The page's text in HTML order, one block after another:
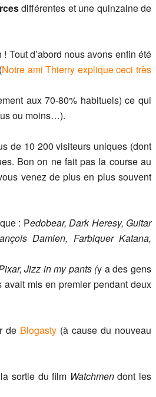
différentes et une quinzaine de
Tout d’abord nous avons enfin été
(Notre ami Thierry explique ceci très
aux 70-80% habituels) ce qui
ou moins…).
de 10 200 visiteurs uniques (dont
Bon on ne fait pas la course au
venez de plus en plus souvent
: Pedobear, Dark Heresy, Guitar
Damien, Farbiquer Katana,
Jizz in my pants (y a des gens
mis en premier pendant deux
de Blogasty (à cause du nouveau
sortie du film Watchmendont les